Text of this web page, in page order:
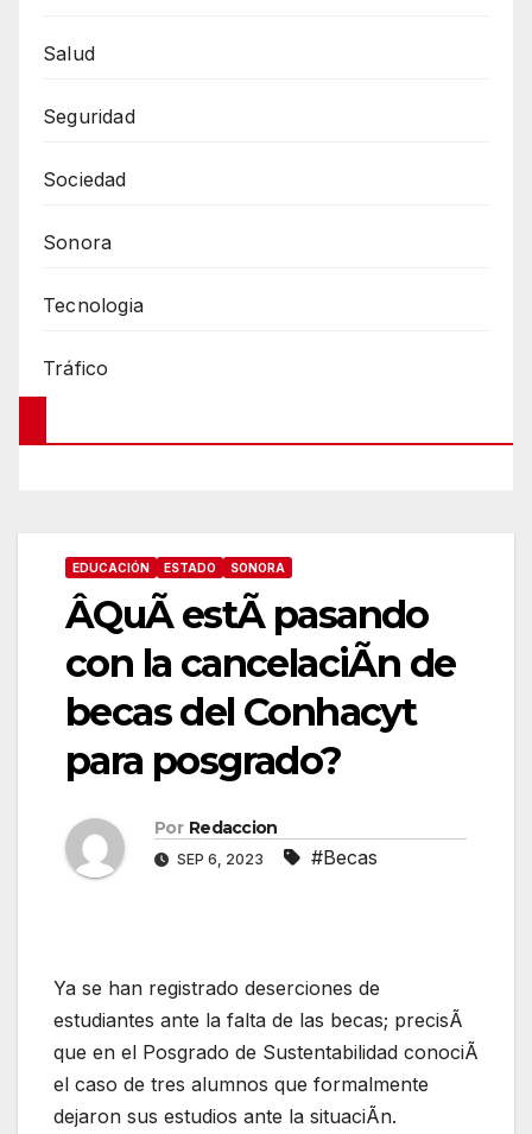
Salud
Seguridad
Sociedad
Sonora
Tecnologia
Tráfico
EDUCACIÓN ESTADO SONORA
ÂQuÃ estÃ pasando
con la cancelaciÃn de
becas del Conhacyt
para posgrado?
Por Redaccion
SEP 6, 2023 #Becas
Ya se han registrado deserciones de
estudiantes ante la falta de las becas; precisÃ
que en el Posgrado de Sustentabilidad conociÃ
el caso de tres alumnos que formalmente
dejaron sus estudios ante la situaciÃn.